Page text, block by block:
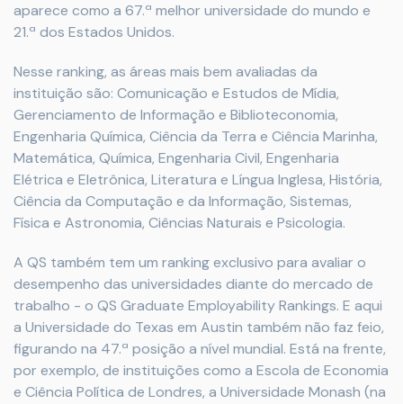
aparece como a 67.ª melhor universidade do mundo e
21.ª dos Estados Unidos.
Nesse ranking, as áreas mais bem avaliadas da
instituição são: Comunicação e Estudos de Mídia,
Gerenciamento de Informação e Biblioteconomia,
Engenharia Química, Ciência da Terra e Ciência Marinha,
Matemática, Química, Engenharia Civil, Engenharia
Elétrica e Eletrônica, Literatura e Língua Inglesa, História,
Ciência da Computação e da Informação, Sistemas,
Física e Astronomia, Ciências Naturais e Psicologia.
A QS também tem um ranking exclusivo para avaliar o
desempenho das universidades diante do mercado de
trabalho - o QS Graduate Employability Rankings. E aqui
a Universidade do Texas em Austin também não faz feio,
figurando na 47.ª posição a nível mundial. Está na frente,
por exemplo, de instituições como a Escola de Economia
e Ciência Política de Londres, a Universidade Monash (na